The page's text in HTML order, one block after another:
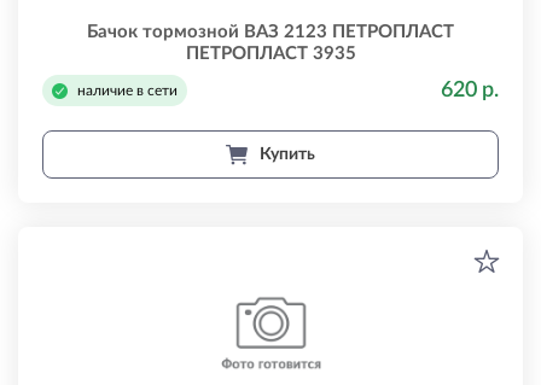
Бачок тормозной ВАЗ 2123 ПЕТРОПЛАСТ
ПЕТРОПЛАСТ 3935
наличие в сети 620 р.
Купить